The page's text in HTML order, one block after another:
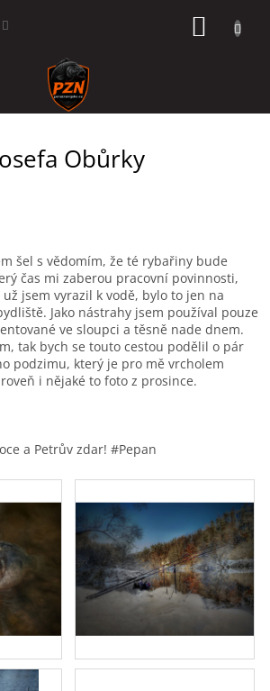
Obůrky
šel s vědomím, že té rybařiny bude
čas mi zaberou pracovní povinnosti,
jsem vyrazil k vodě, bylo to jen na
Jako nástrahy jsem používal pouze
ve sloupci a těsně nade dnem.
tak bych se touto cestou podělil o pár
podzimu, který je pro mě vrcholem
i nějaké to foto z prosince.
a Petrův zdar! #Pepan